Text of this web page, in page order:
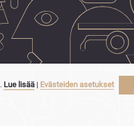
Lue lisää | Evästeiden asetukset